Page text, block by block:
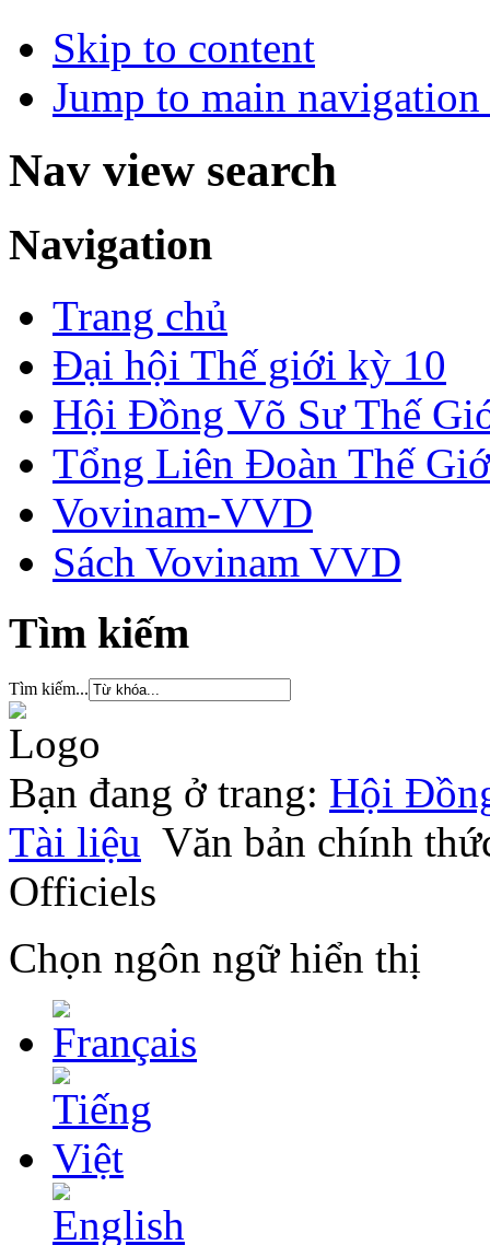
Skip to content
Jump to main
Nav view search
Navigation
Trang chủ
Đại hội Thế giới kỳ 10
Hội Đồng Võ Sư Thế
Tổng Liên Đoàn Thế
Vovinam-VVD
Sách Vovinam VVD
Tìm kiếm
Tìm kiếm...
Bạn đang ở trang: Hội
Tài liệu Văn bản chính
Officiels
Chọn ngôn ngữ hiển thị